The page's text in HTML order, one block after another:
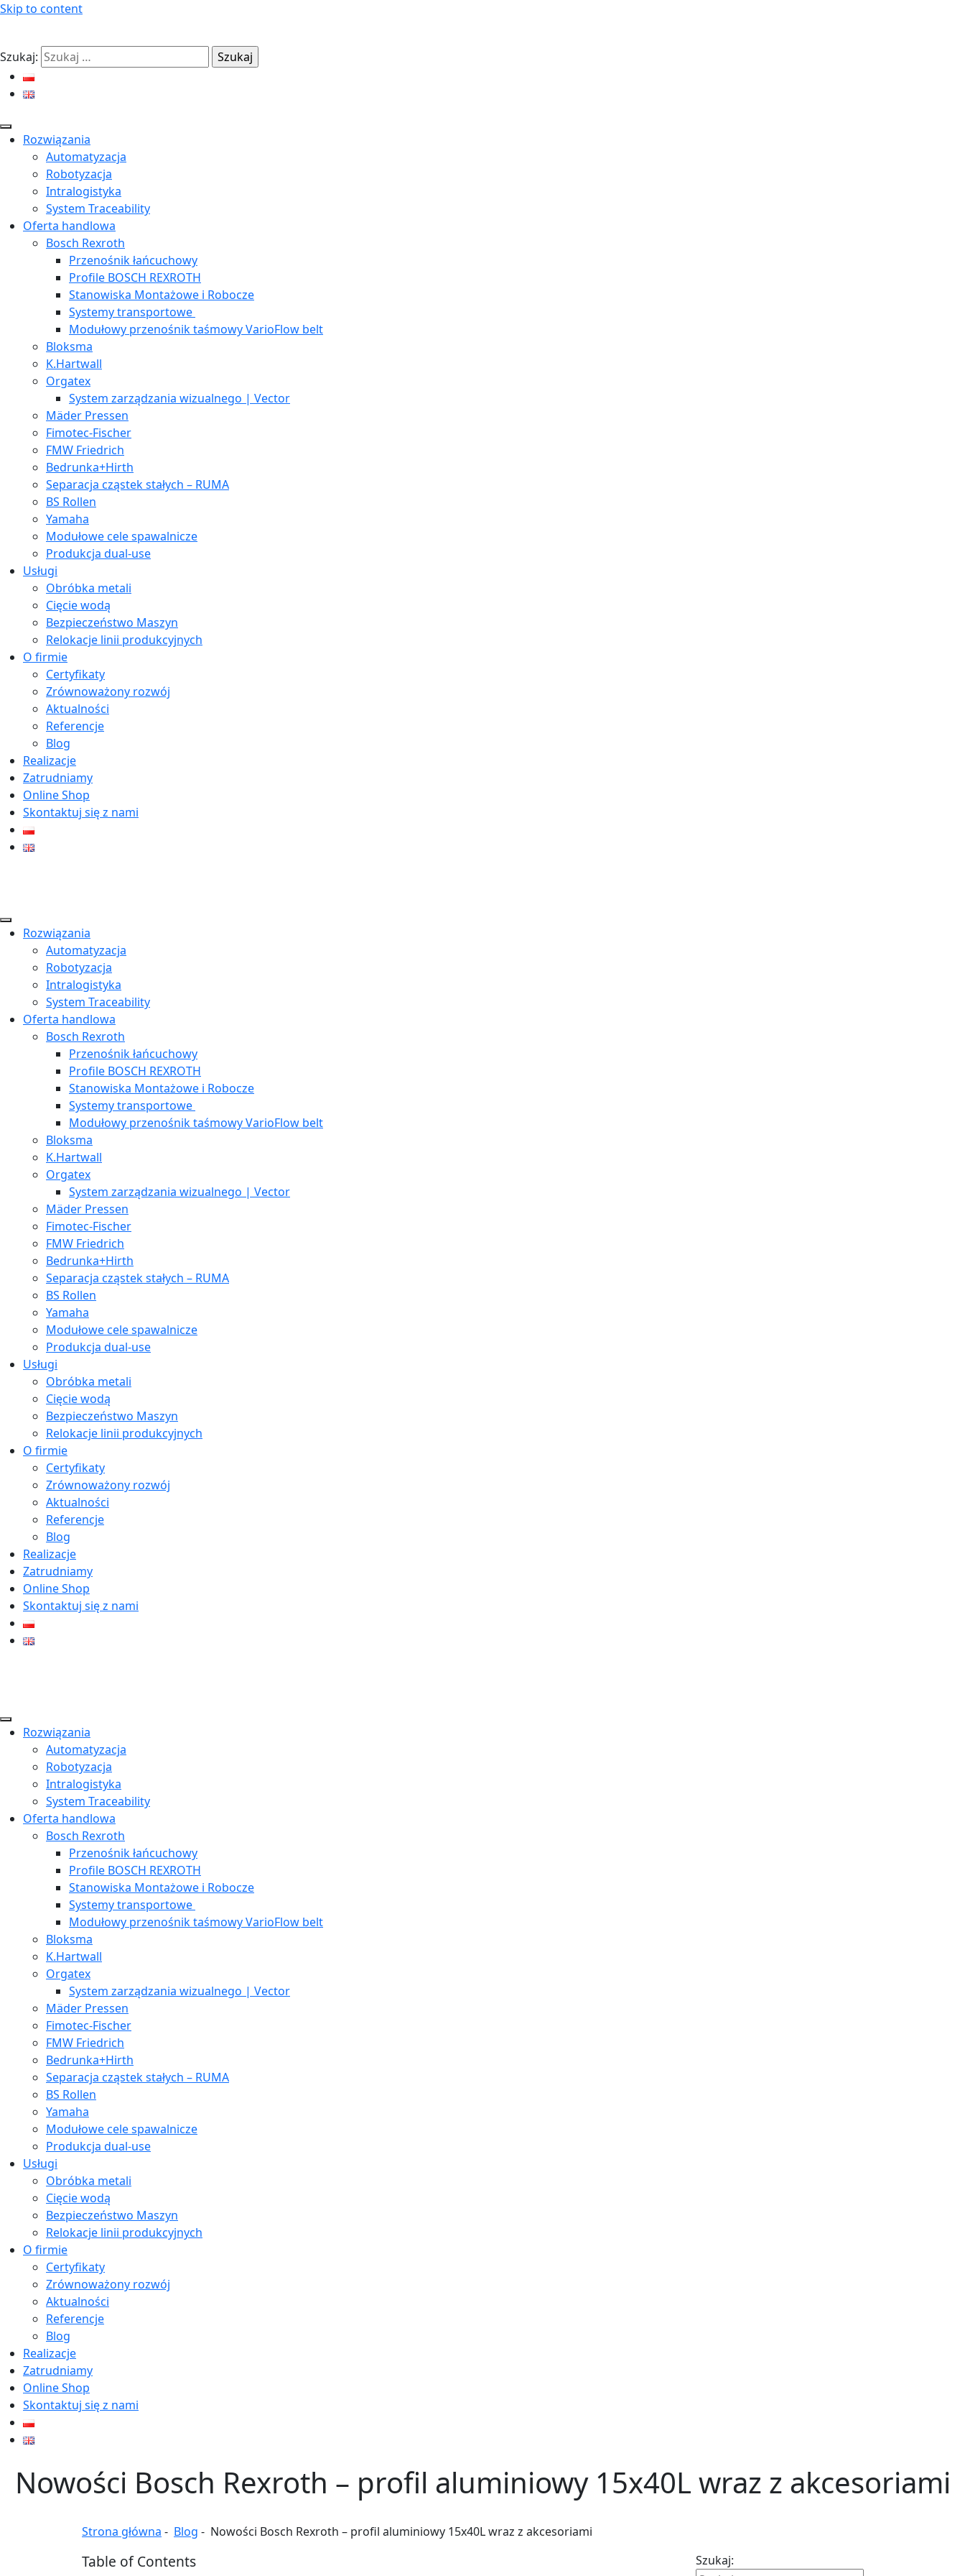
Skip to content
Szukaj:
Rozwiązania
Automatyzacja
Robotyzacja
Intralogistyka
System Traceability
Oferta handlowa
Bosch Rexroth
Przenośnik łańcuchowy
Profile BOSCH REXROTH
Stanowiska Montażowe i Robocze
Systemy transportowe
Modułowy przenośnik taśmowy VarioFlow belt
Bloksma
K.Hartwall
Orgatex
System zarządzania wizualnego | Vector
Mäder Pressen
Fimotec-Fischer
FMW Friedrich
Bedrunka+Hirth
Separacja cząstek stałych – RUMA
BS Rollen
Yamaha
Modułowe cele spawalnicze
Produkcja dual-use
Usługi
Obróbka metali
Cięcie wodą
Bezpieczeństwo Maszyn
Relokacje linii produkcyjnych
O firmie
Certyfikaty
Zrównoważony rozwój
Aktualności
Referencje
Blog
Realizacje
Zatrudniamy
Online Shop
Skontaktuj się z nami
Rozwiązania
Automatyzacja
Robotyzacja
Intralogistyka
System Traceability
Oferta handlowa
Bosch Rexroth
Przenośnik łańcuchowy
Profile BOSCH REXROTH
Stanowiska Montażowe i Robocze
Systemy transportowe
Modułowy przenośnik taśmowy VarioFlow belt
Bloksma
K.Hartwall
Orgatex
System zarządzania wizualnego | Vector
Mäder Pressen
Fimotec-Fischer
FMW Friedrich
Bedrunka+Hirth
Separacja cząstek stałych – RUMA
BS Rollen
Yamaha
Modułowe cele spawalnicze
Produkcja dual-use
Usługi
Obróbka metali
Cięcie wodą
Bezpieczeństwo Maszyn
Relokacje linii produkcyjnych
O firmie
Certyfikaty
Zrównoważony rozwój
Aktualności
Referencje
Blog
Realizacje
Zatrudniamy
Online Shop
Skontaktuj się z nami
Rozwiązania
Automatyzacja
Robotyzacja
Intralogistyka
System Traceability
Oferta handlowa
Bosch Rexroth
Przenośnik łańcuchowy
Profile BOSCH REXROTH
Stanowiska Montażowe i Robocze
Systemy transportowe
Modułowy przenośnik taśmowy VarioFlow belt
Bloksma
K.Hartwall
Orgatex
System zarządzania wizualnego | Vector
Mäder Pressen
Fimotec-Fischer
FMW Friedrich
Bedrunka+Hirth
Separacja cząstek stałych – RUMA
BS Rollen
Yamaha
Modułowe cele spawalnicze
Produkcja dual-use
Usługi
Obróbka metali
Cięcie wodą
Bezpieczeństwo Maszyn
Relokacje linii produkcyjnych
O firmie
Certyfikaty
Zrównoważony rozwój
Aktualności
Referencje
Blog
Realizacje
Zatrudniamy
Online Shop
Skontaktuj się z nami
Nowości Bosch Rexroth – profil aluminiowy 15x40L wraz z akcesoriami
Strona główna - Blog - Nowości Bosch Rexroth – profil aluminiowy 15x40L wraz z akcesoriami
Table of Contents Szukaj: